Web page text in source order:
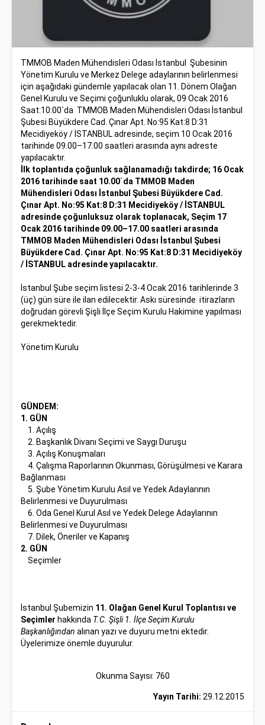
TMMOB Maden Mühendisleri Odası İstanbul Şubesinin
Yönetim Kurulu ve Merkez Delege adaylarının belirlenmesi
için aşağıdaki gündemle yapılacak olan 11. Dönem Olağan
Genel Kurulu ve Seçimi çoğunluklu olarak, 09 Ocak 2016
Saat:10:00`da TMMOB Maden Mühendisleri Odası İstanbul
Şubesi Büyükdere Cad. Çınar Apt. No:95 Kat:8 D:31
Mecidiyeköy / İSTANBUL adresinde, seçim 10 Ocak 2016
tarihinde 09.00–17.00 saatleri arasında aynı adreste
yapılacaktır.
İlk toplantıda çoğunluk sağlanamadığı takdirde; 16 Ocak
2016 tarihinde saat 10.00`da TMMOB Maden
Mühendisleri Odası İstanbul Şubesi Büyükdere Cad.
Çınar Apt. No:95 Kat:8 D:31 Mecidiyeköy / İSTANBUL
adresinde çoğunluksuz olarak toplanacak, Seçim 17
Ocak 2016 tarihinde 09.00–17.00 saatleri arasında
TMMOB Maden Mühendisleri Odası İstanbul Şubesi
Büyükdere Cad. Çınar Apt. No:95 Kat:8 D:31 Mecidiyeköy
/ İSTANBUL adresinde yapılacaktır.
İstanbul Şube seçim listesi 2-3-4 Ocak 2016 tarihlerinde 3
(üç) gün süre ile ilan edilecektir. Askı süresinde itirazların
doğrudan görevli Şişli İlçe Seçim Kurulu Hakimine yapılması
gerekmektedir.
Yönetim Kurulu
GÜNDEM:
1. GÜN
1. Açılış
2. Başkanlık Divanı Seçimi ve Saygı Duruşu
3. Açılış Konuşmaları
4. Çalışma Raporlarının Okunması, Görüşülmesi ve Karara
Bağlanması
5. Şube Yönetim Kurulu Asıl ve Yedek Adaylarının
Belirlenmesi ve Duyurulması
6. Oda Genel Kurul Asıl ve Yedek Delege Adaylarının
Belirlenmesi ve Duyurulması
7. Dilek, Öneriler ve Kapanış
2. GÜN
Seçimler
İstanbul Şubemizin 11. Olağan Genel Kurul Toplantısı ve
Seçimler hakkında T.C. Şişli 1. İlçe Seçim Kurulu
Başkanlığından alınan yazı ve duyuru metni ektedir.
Üyelerimize önemle duyurulur.
Okunma Sayısı: 760
Yayın Tarihi: 29.12.2015